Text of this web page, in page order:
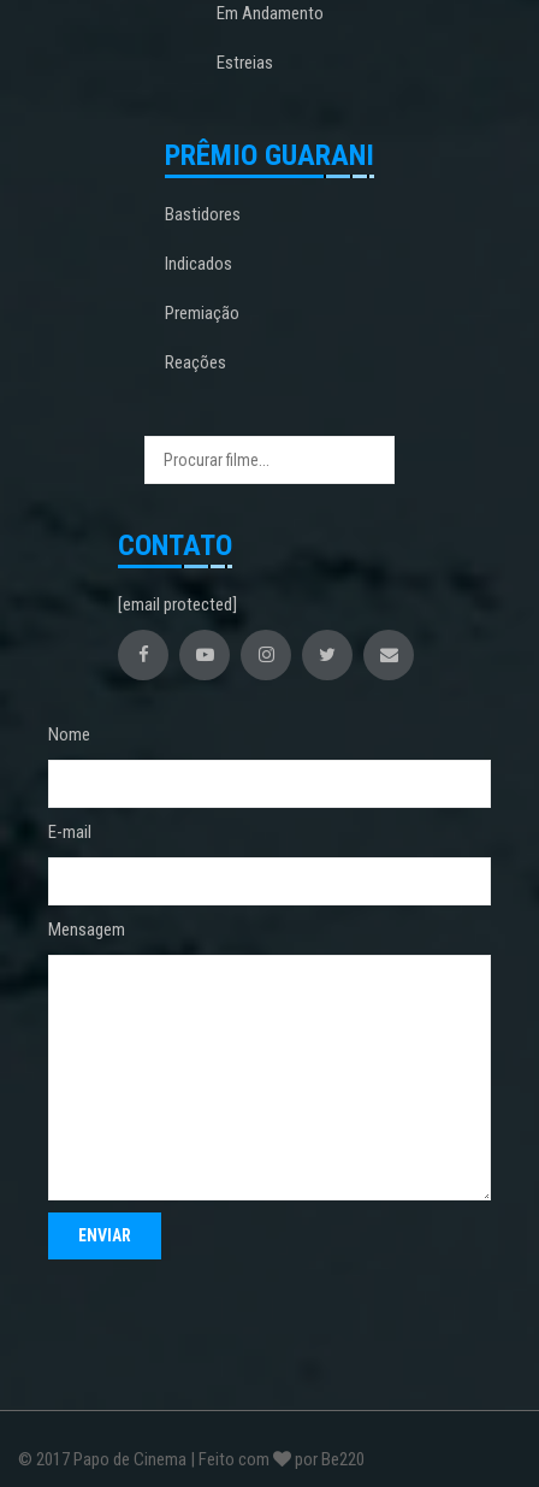
Em Andamento
Estreias
PRÊMIO GUARANI
Bastidores
Indicados
Premiação
Reações
CONTATO
[email protected]
Nome
E-mail
Mensagem
© 2017 Papo de Cinema | Feito com por Be220